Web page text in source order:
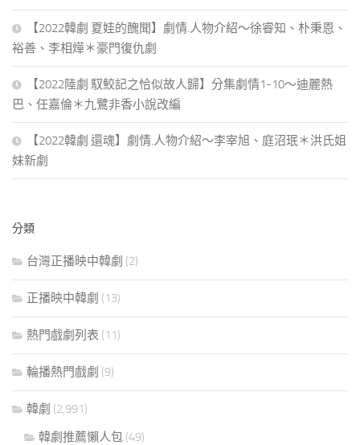
【2022韓劇 夏娃的醜聞】劇情.人物介紹～徐睿知、朴秉恩、
裕善、李相燁＊豪門復仇劇
【2022陸劇 馭鮫記之恰似故人歸】分集劇情1-10～迪麗熱
巴、任嘉倫＊九鷺非香小說改編
【2022韓劇 還魂】劇情.人物介紹～李宰旭、庭沼珉＊洪氏姐
妹新劇
分類
台灣正播映中韓劇 (2)
正播映中韓劇 (13)
熱門戲劇列表 (11)
輪播熱門戲劇 (9)
韓劇 (2,991)
韓劇推薦懶人包 (49)